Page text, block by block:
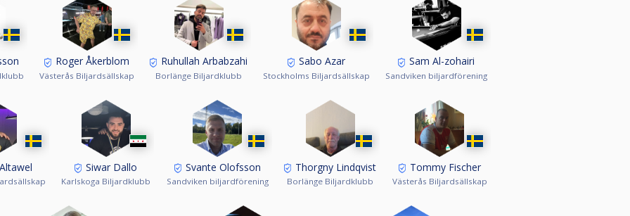
Roger Åkerblom
Västerås Biljardsällskap
Ruhullah Arbabzahi
Borlänge Biljardklubb
Sabo Azar
Stockholms Biljardsällskap
Sam Al-zohairi
Sandviken biljardförening
Siwar Dallo
Karlskoga Biljardklubb
Svante Olofsson
Sandviken biljardförening
Thorgny Lindqvist
Borlänge Biljardklubb
Tommy Fischer
Västerås Biljardsällskap